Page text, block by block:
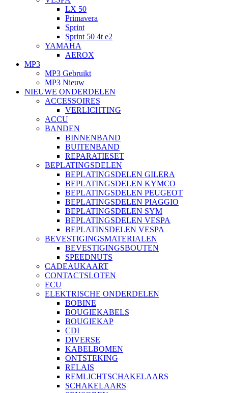
LX 50
Primavera
Sprint
Sprint 50 4t e2
YAMAHA
AEROX
MP3
MP3 Gebruikt
MP3 Nieuw
NIEUWE ONDERDELEN
ACCESSOIRES
VERLICHTING
ACCU
BANDEN
BINNENBAND
BUITENBAND
REPARATIESET
BEPLATINGSDELEN
BEPLATINGSDELEN GILERA
BEPLATINGSDELEN KYMCO
BEPLATINGSDELEN PEUGEOT
BEPLATINGSDELEN PIAGGIO
BEPLATINGSDELEN SYM
BEPLATINGSDELEN VESPA
BEPLATINSDELEN VESPA
BEVESTIGINGSMATERIALEN
BEVESTIGINGSBOUTEN
SPEEDNUTS
CADEAUKAART
CONTACTSLOTEN
ECU
ELEKTRISCHE ONDERDELEN
BOBINE
BOUGIEKABELS
BOUGIEKAP
CDI
DIVERSE
KABELBOMEN
ONTSTEKING
RELAIS
REMLICHTSCHAKELAARS
SCHAKELAARS